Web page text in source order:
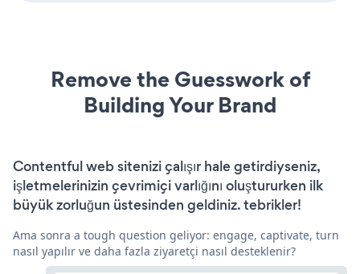
Remove the Guesswork of
Building Your Brand
Contentful web sitenizi çalışır hale getirdiyseniz,
işletmelerinizin çevrimiçi varlığını oluştururken ilk
büyük zorluğun üstesinden geldiniz. tebrikler!
Ama sonra a tough question geliyor: engage, captivate, turn
nasıl yapılır ve daha fazla ziyaretçi nasıl desteklenir?